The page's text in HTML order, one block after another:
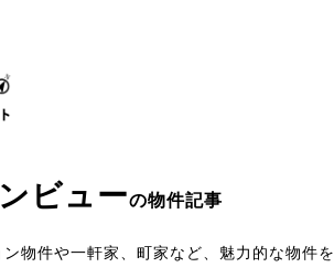
ビューの物件記事
物件や一軒家、町家など、魅力的な物件を